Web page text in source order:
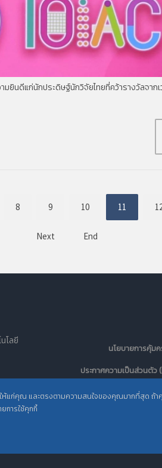
ยินดีแก่นักประดิษฐ์นักวิจัยไทยที่คว้ารางวัลจาก
8 9 10 11
Next End
แก่คุณ และตรงตามความสนใจของคุณมากที่สุด ถ้
การใช้คุกกี้
โลยี
นโยบายการคุ้ม
ประกาศความเป็นส่วนตั